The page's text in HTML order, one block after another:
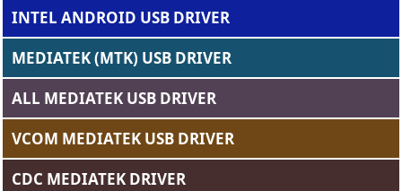
INTEL ANDROID USB DRIVER
MEDIATEK (MTK) USB DRIVER
ALL MEDIATEK USB DRIVER
VCOM MEDIATEK USB DRIVER
CDC MEDIATEK DRIVER